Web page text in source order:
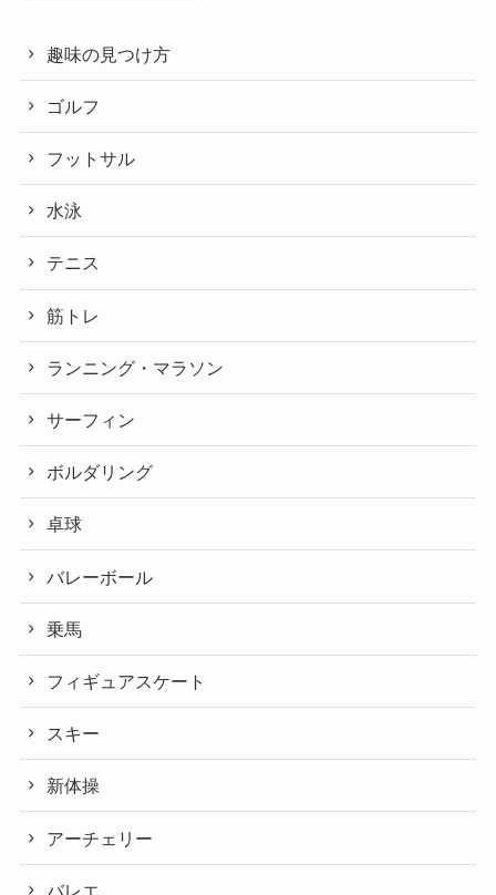
趣味の見つけ方
ゴルフ
フットサル
水泳
テニス
筋トレ
ランニング・マラソン
サーフィン
ボルダリング
卓球
バレーボール
乗馬
フィギュアスケート
スキー
新体操
アーチェリー
バレエ